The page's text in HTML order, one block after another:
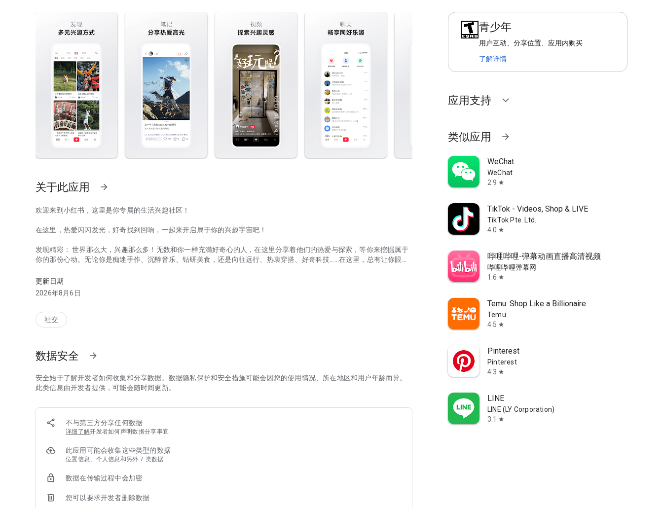
关于此应用 arrow_forward
欢迎来到小红书，这里是你专属的生活兴趣社区！
在这里，热爱闪闪发光，好奇找到回响，一起来开启属于你的兴趣宇宙吧！
发现精彩： 世界那么大，兴趣那么多！无数和你一样充满好奇心的人，在这里分享着他们的热爱与探索，等你来挖掘属于
你的那份心动。无论你是痴迷手作、沉醉音乐、钻研美食，还是向往远行、热衷穿搭、好奇科技……在这里，总有让你眼前
遇见同好： 独乐乐，当然不如众乐乐！世界很大，但同好很近。在这里，你不是一个人在热爱。和兴趣相投的小红薯们，
一起真诚交流、互相启发。一句评论，一次点赞，可能就会转角遇到灵魂拍档。在这里，每一份兴趣被听见，每一种热爱
勇敢发光： 你的每一次尝试、每一点进步、每一份感动都值得被珍藏。小红书就是你记录兴趣生活的成长手账！大胆分享
呼朋引伴，说走就走！这里不光是灵感的源头，更是你兴趣旅程的起点站——从线上汲取灵感，到线下亲身体验，再到回来
分享你的精彩故事。让每一次心动都落地生根，让每一份热爱都玩出花样。
带上好奇心，在小红书，开启属于你的兴趣之旅吧！
更新日期
2026年8月6日
社交
数据安全 arrow_forward
安全始于了解开发者如何收集和分享数据。数据隐私保护和安全措施可能会因您的使用情况、所在地区和用户年龄而异。
此类信息由开发者提供，可能会随时间更新。
不与第三方分享任何数据
详细了解开发者如何声明数据分享事宜
此应用可能会收集这些类型的数据
位置信息、个人信息和另外 7 类数据
数据在传输过程中会加密
您可以要求开发者删除数据
青少年
用户互动、分享位置、应用内购买
了解详情
应用支持 expand_more
类似应用 arrow_forward
WeChat
WeChat
2.9 star
TikTok - Videos, Shop & LIVE
TikTok Pte. Ltd.
4.0 star
哔哩哔哩-弹幕动画直播高清视频
哔哩哔哩弹幕网
1.6 star
Temu: Shop Like a Billionaire
Temu
4.5 star
Pinterest
Pinterest
4.3 star
LINE
LINE (LY Corporation)
3.1
star